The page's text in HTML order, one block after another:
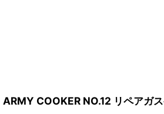
ARMY COOKER NO.12 リペアガ